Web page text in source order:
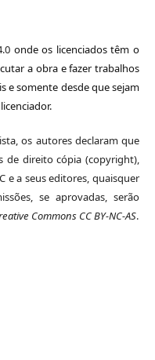
onde os licenciados têm o
a obra e fazer trabalhos
e somente desde que sejam
os autores declaram que
de direito cópia (copyright),
e a seus editores, quaisquer
se aprovadas, serão
Commons CC BY-NC-AS.